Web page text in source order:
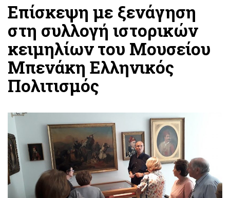
Επίσκεψη με ξενάγηση
στη συλλογή ιστορικών
κειμηλίων του Μουσείου
Μπενάκη Ελληνικός
Πολιτισμός